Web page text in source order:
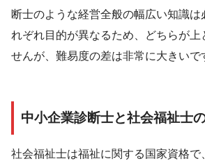
断士のような経営全般の幅広い知識
れぞれ目的が異なるため、どちらが上
せんが、難易度の差は非常に大きいで
中小企業診断士と社会福祉士
社会福祉士は福祉に関する国家資格で